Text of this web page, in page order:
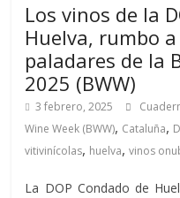
Los vinos de la
Huelva, rumbo
paladares de la
2025 (BWW)
3 febrero, 2025
Wine Week (BWW), Cataluña,
vitivinícolas, huelva,vinos
La DOP Condado de